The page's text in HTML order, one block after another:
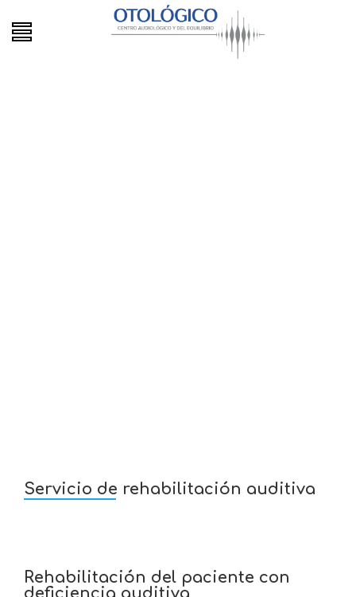
Servicio de rehabilitación auditiva
Rehabilitación del paciente con
deficiencia auditiva